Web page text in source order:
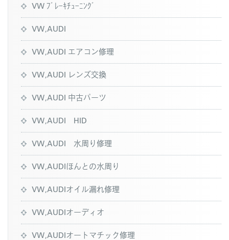
VW ﾌﾞﾚｰｷﾁｭｰﾆﾝｸﾞ
VW,AUDI
VW,AUDI エアコン修理
VW,AUDI レンズ交換
VW,AUDI 中古パーツ
VW,AUDI HID
VW,AUDI 水周り修理
VW,AUDIほんとの水周り
VW,AUDIオイル漏れ修理
VW,AUDIオーディオ
VW,AUDIオートマチック修理